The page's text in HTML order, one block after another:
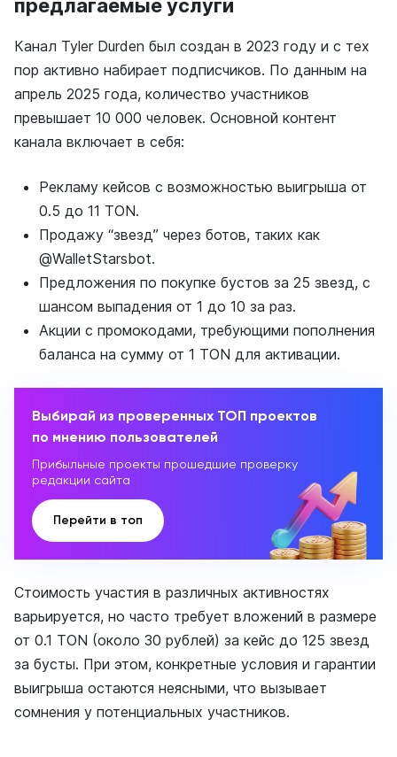
предлагаемые услуги
Канал Tyler Durden был создан в 2023 году и с тех
пор активно набирает подписчиков. По данным на
апрель 2025 года, количество участников
превышает 10 000 человек. Основной контент
канала включает в себя:
Рекламу кейсов с возможностью выигрыша от
0.5 до 11 TON.
Продажу “звезд” через ботов, таких как
@WalletStarsbot.
Предложения по покупке бустов за 25 звезд, с
шансом выпадения от 1 до 10 за раз.
Акции с промокодами, требующими пополнения
баланса на сумму от 1 TON для активации.
Выбирай из проверенных ТОП проектов
по мнению пользователей
Прибыльные проекты прошедшие проверку
редакции сайта
Перейти в топ
Стоимость участия в различных активностях
варьируется, но часто требует вложений в размере
от 0.1 TON (около 30 рублей) за кейс до 125 звезд
за бусты. При этом, конкретные условия и гарантии
выигрыша остаются неясными, что вызывает
сомнения у потенциальных участников.